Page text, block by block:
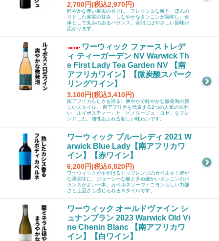
2,700円(税込2,970円)
軽やかな赤い果実の香りに、フレッシュな酸と、ほんの
りとした果実の甘み、しなやかなタンニンが調和し、全
体として丸みのあるバランス。余韻にはやさしい旨味が
広がります。
ワーウィック ファーストレデ
ィ ティーガーデン NV Warwick Th
e First Lady Tea Garden NV 【南
アフリカワイン】【微炭酸スパーク
リングワイン】
3,100円(税込3,410円)
南アフリカらしさを誇る、爽やかで軽やかな微発泡の新
しいスタイル。 南アフリカを代表する2つの人気の味わ
い「ルイボスティー」と「ピノタージュ・ロゼ」をブレ
ンドした、個性あふれる新しい味わいです。
ワーウィック ブルーレディ 2021 W
arwick Blue Lady【南アフリカワ
イン】【赤ワイン】
6,200円(税込6,820円)
ワーウィックが手がけるトップレンジのカベルネ！豊か
な果実味に、ジューシーな酸ときめ細かいタンニンのバ
ランスがよい一本。カベルネソーヴィニヨンらしい力強
さと上品さも感じられるスタイルです。
ワーウィック オールドヴァイン シ
ュナンブラン 2023 Warwick Old Vi
ne Chenin Blanc 【南アフリカワ
イン】【白ワイン】